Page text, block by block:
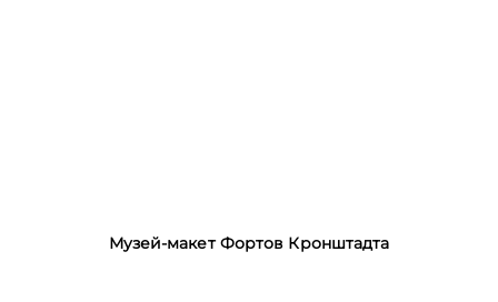
Музей-макет Фортов Кронштадта